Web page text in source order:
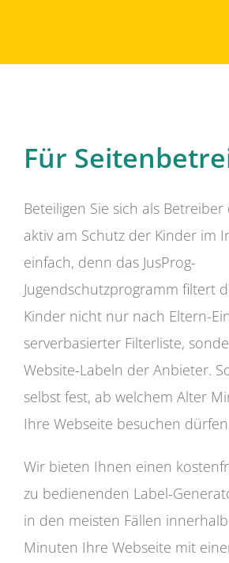
Für
Beteiligen Sie sich als
aktiv am Schutz der Kinder im
einfach, denn das JusProg-
Jugendschutzprogramm filtert
Kinder nicht nur nach Eltern-
serverbasierter Filterliste,
Website-Labeln der Anbieter.
selbst fest, ab welchem Alter
Ihre Webseite besuchen
Wir bieten Ihnen einen
zu bedienenden Label-
in den meisten Fällen
Minuten Ihre Webseite mit